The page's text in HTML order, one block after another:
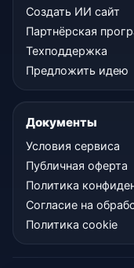
Создать ИИ сайт
Партнёрская
Техподдержка
Предложить идею
Документы
Условия сервиса
Публичная оферта
Политика
Согласие на
Политика cookie